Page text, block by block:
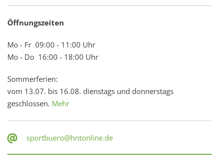
Öffnungszeiten
Mo - Fr 09:00 - 11:00 Uhr
Mo - Do 16:00 - 18:00 Uhr
Sommerferien:
vom 13.07. bis 16.08. dienstags und donnerstags
geschlossen. Mehr
sportbuero@hntonline.de